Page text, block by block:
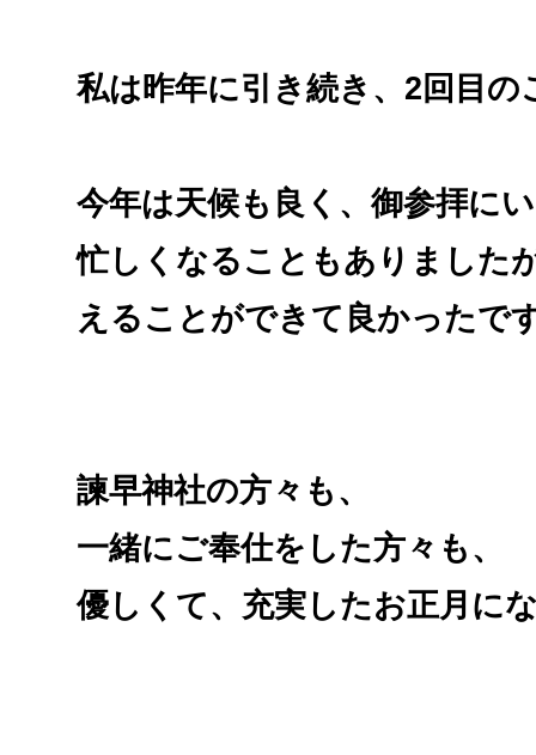
私は昨年に引き続き、2回目の
今年は天候も良く、御参拝に
忙しくなることもありました
えることができて良かったで
諫早神社の方々も、
一緒にご奉仕をした方々も、
優しくて、 充実したお正月に